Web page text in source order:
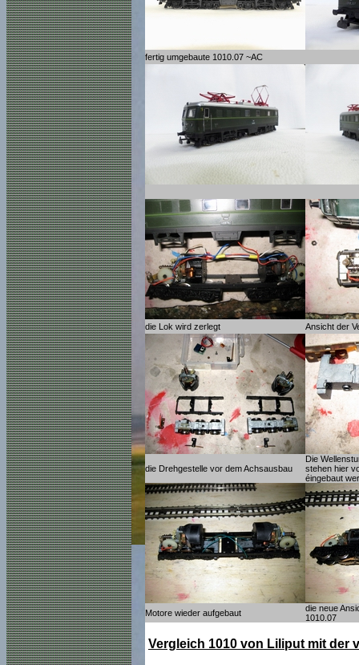
fertig umgebaute 1010.07 ~AC
die Lok wird zerlegt Ansicht der
die Drehgestelle vor dem Achsausbau
Die
stehen hier
éingebaut
Motore wieder aufgebaut
die neue
1010.07
Vergleich 1010 von Liliput mit der